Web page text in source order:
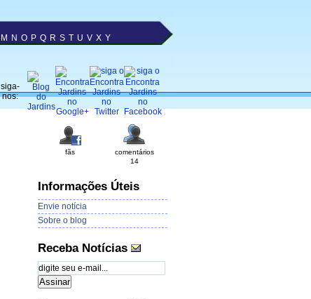
siga-
nos:
M N O P Q R S T U V X Y
fãs
comentários
14
Informações Úteis
Envie notícia
Sobre o blog
Receba Notícias